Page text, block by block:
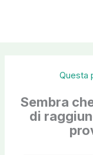
Questa
Sembra
di